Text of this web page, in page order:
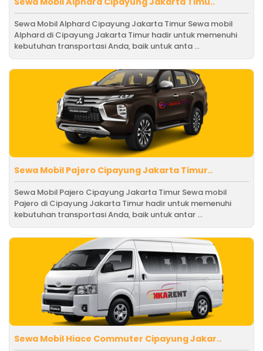
Sewa Mobil Alphard Cipayung Jakarta Timur Sewa mobil
Alphard di Cipayung Jakarta Timur hadir untuk memenuhi
kebutuhan transportasi Anda, baik untuk anta ...
Sewa Mobil Pajero Cipayung Jakarta Timur..
Sewa Mobil Pajero Cipayung Jakarta Timur Sewa mobil
Pajero di Cipayung Jakarta Timur hadir untuk memenuhi
kebutuhan transportasi Anda, baik untuk antar ...
Sewa Mobil Hiace Commuter Cipayung Jakar..